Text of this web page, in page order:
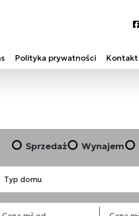
Polityka prywatności Kontakt
Sprzedaż Wynajem